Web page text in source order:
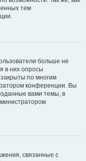
тем
больше не
в них опросы
по многим
конференции. Вы
вами темы, в
связанные с